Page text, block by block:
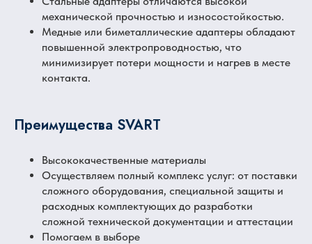
механической прочностью и износостойкостью.
Медные или биметаллические адаптеры обладают
повышенной электропроводностью, что
минимизирует потери мощности и нагрев в месте
контакта.
Преимущества SVART
Высококачественные материалы
Осуществляем полный комплекс услуг: от поставки
сложного оборудования, специальной защиты и
расходных комплектующих до разработки
сложной технической документации и аттестации
Помогаем в выборе